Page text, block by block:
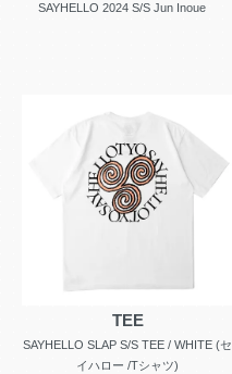
SAYHELLO 2024 S/S Jun Inoue
TEE
SAYHELLO SLAP S/S TEE / WHITE (セ
イハロー /Tシャツ)